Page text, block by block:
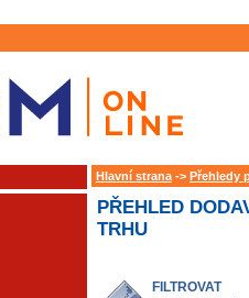
Hlavní strana -> Přehledy
PŘEHLED
TRHU
FILTROVAT